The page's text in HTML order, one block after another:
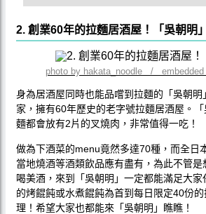
2. 創業60年的拉麵居酒屋！「吳朝明」
photo by hakata_noodle / embedded
身為居酒屋同時也能品嚐到拉麵的「吳朝
家，擁有60年歷史的老字號拉麵居酒屋。
麵都會放有2片的叉燒肉，非常值得一吃！
做為下酒菜的menu竟然多達70種，而全日
當地燒酒等酒類飲品應有盡有，為此不管是
喝美酒，來到「吳朝明」一定都能滿足大家
的烤餛飩或水煮餛飩為首到每日限定40份
理！希望大家也都能來「吳朝明」瞧瞧！